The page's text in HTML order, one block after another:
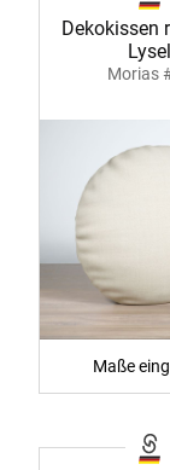
Dekokissen
Lysel
Morias
Maße